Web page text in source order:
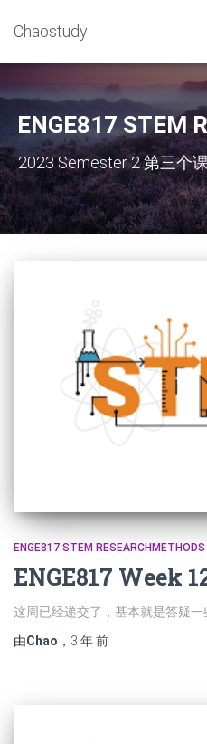
Chaostudy
ENGE817 STEM
2023 Semester 2 第三个
ENGE817 STEM RESEARCHMETHODS
ENGE817 Week
这周已经递交了，基本就是答疑
由Chao ， 3 年前